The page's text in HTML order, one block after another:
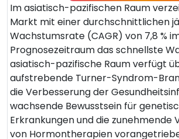
Im asiatisch-pazifischen Raum
Markt mit einer durchschnittlichen
Wachstumsrate (CAGR) von 7,8 %
Prognosezeitraum das schnellste
asiatisch-pazifische Raum verfügt
aufstrebende Turner-Syndrom-
die Verbesserung der
wachsende Bewusstsein für
Erkrankungen und die zunehmende
von Hormontherapien